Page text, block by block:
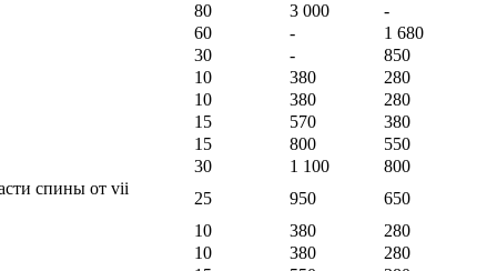
80
3 000
-
60
-
1 680
30
-
850
10
380
280
10
380
280
15
570
380
15
800
550
30
1 100
800
спины от vii
25 950
650
10
380
280
10
380
280